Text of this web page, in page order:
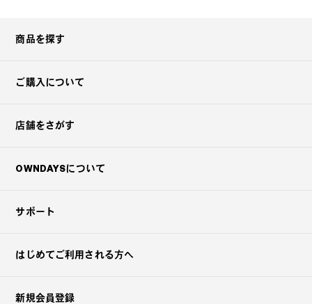
商品を探す
ご購入について
店舗をさがす
OWNDAYSについて
サポート
はじめてご利用される方へ
新規会員登録